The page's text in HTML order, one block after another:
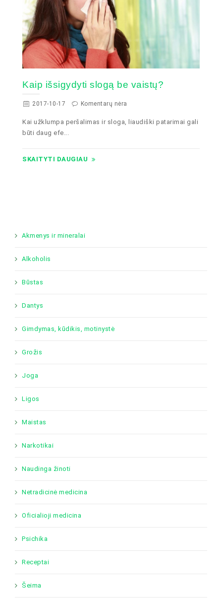
Kaip išsigydyti slogą be vaistų?
2017-10-17 Komentarų nėra
Kai užklumpa peršalimas ir sloga, liaudiški patarimai gali
būti daug efe...
SKAITYTI DAUGIAU
Akmenys ir mineralai
Alkoholis
Būstas
Dantys
Gimdymas, kūdikis, motinystė
Grožis
Joga
Ligos
Maistas
Narkotikai
Naudinga žinoti
Netradicinė medicina
Oficialioji medicina
Psichika
Receptai
Šeima